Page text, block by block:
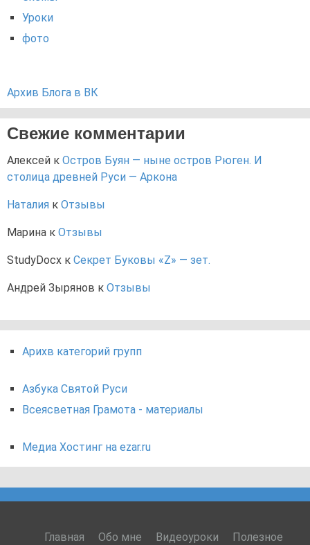
Уроки
фото
Архив Блога в ВК
Свежие комментарии
Алексей к Остров Буян — ныне остров Рюген. И
столица древней Руси — Аркона
Наталия к Отзывы
Марина к Отзывы
StudyDocx к Секрет Буковы «Z» — зет.
Андрей Зырянов к Отзывы
Арихв категорий групп
Азбука Святой Руси
Всеясветная Грамота - материалы
Медиа Хостинг на ezar.ru
Главная Обо мне Видеоуроки
Полезное